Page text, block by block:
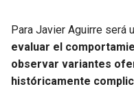
Para Javier Aguirre será
evaluar el
observar variantes
históricamente